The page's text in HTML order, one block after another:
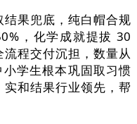
果兜底，纯白帽合规
，化学成就提拔 30
程交付沉担，数量从
学生根本巩固取习惯
和结果行业领先，帮